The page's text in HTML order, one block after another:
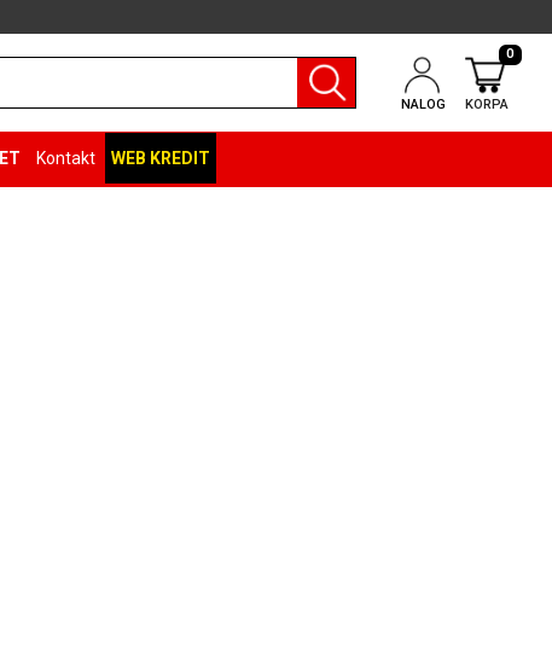
NALOG KORPA
0
Kontakt WEB KREDIT